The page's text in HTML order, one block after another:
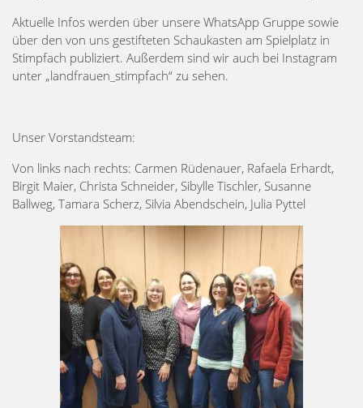
Aktuelle Infos werden über unsere WhatsApp Gruppe sowie
über den von uns gestifteten Schaukasten am Spielplatz in
Stimpfach publiziert. Außerdem sind wir auch bei Instagram
unter „landfrauen_stimpfach“ zu sehen.
Unser Vorstandsteam:
Von links nach rechts: Carmen Rüdenauer, Rafaela Erhardt,
Birgit Maier, Christa Schneider, Sibylle Tischler, Susanne
Ballweg, Tamara Scherz, Silvia Abendschein, Julia Pyttel